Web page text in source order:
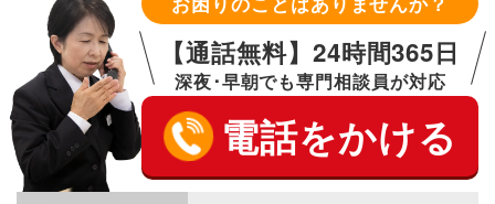
【通話無料】24時間365日
深夜･早朝でも専門相談員が対応
電話をかける